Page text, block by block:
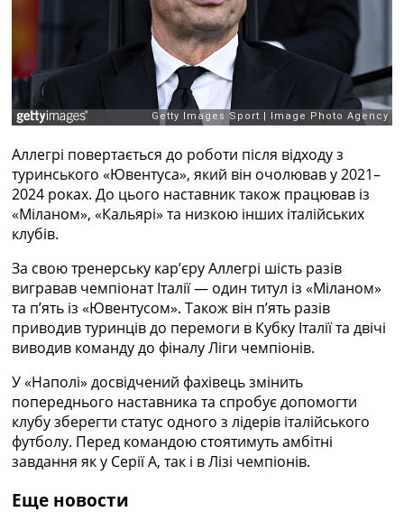
RU
Categories
Головна
Відео
Новини футболу України
Футбольні трансфери
Останні коментарі
Конкурс прогнозів
Рейтінги
Правила
Колективний прогноз
Турніри
Чемпіонат Світу
Україна. Прем’єр-Ліга
Україна. Перша Ліга
Ліга Чемпіонів
Англія. Прем’єр-Ліга
Іспанія. Ла Ліга
Ще Турніри >>>
Таблиці
Аллегрі повертається до роботи після відходу з
туринського «Ювентуса», який він очолював у 2021–
2024 роках. До цього наставник також працював із
«Міланом», «Кальярі» та низкою інших італійських
клубів.
За свою тренерську кар’єру Аллегрі шість разів
вигравав чемпіонат Італії — один титул із «Міланом»
та п’ять із «Ювентусом». Також він п’ять разів
приводив туринців до перемоги в Кубку Італії та двічі
виводив команду до фіналу Ліги чемпіонів.
У «Наполі» досвідчений фахівець змінить
попереднього наставника та спробує допомогти
клубу зберегти статус одного з лідерів італійського
футболу. Перед командою стоятимуть амбітні
завдання як у Серії А, так і в Лізі чемпіонів.
Еще новости